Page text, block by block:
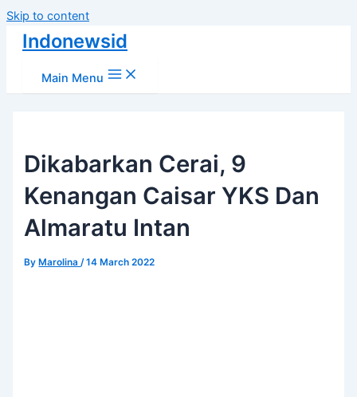
Skip to content
Indonewsid
Main Menu
Dikabarkan Cerai, 9
Kenangan Caisar YKS Dan
Almaratu Intan
By Marolina/14 March 2022